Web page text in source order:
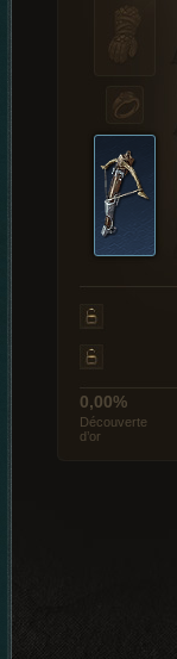
0,00%
Découverte
d’or